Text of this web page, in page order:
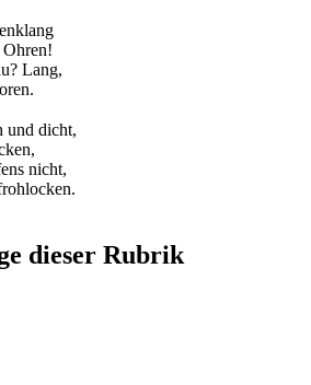
Lang,
und dicht,
nicht,
dieser Rubrik